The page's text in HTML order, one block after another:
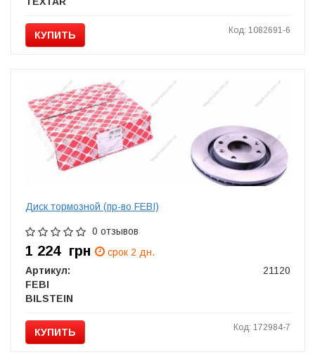
КУПИТЬ Код: 1082691-6
Диск тормозной (пр-во FEBI)
0 отзывов
1 224 грн
срок 2 дн.
Артикул:
21120
FEBI
BILSTEIN
КУПИТЬ Код: 172984-7